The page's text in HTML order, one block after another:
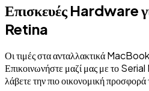
Επισκευές Hardware
Retina
Οι τιμές στα ανταλλακτικά
Επικοινωνήστε μαζί μας με το
λάβετε την πιο οικονομική προσφορά